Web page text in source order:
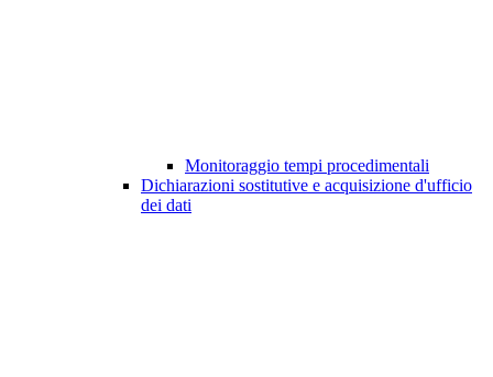
Monitoraggio tempi procedimentali
Dichiarazioni sostitutive e acquisizione d'ufficio
dei dati